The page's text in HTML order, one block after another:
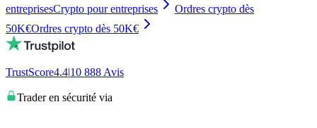
entreprisesCrypto pour entreprises
Ordres crypto dès
50K€Ordres crypto dès 50K€
TrustScore4.4|10 888 Avis
Trader en sécurité via